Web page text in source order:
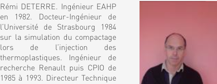
Rémi DETERRE. Ingénieur EAHP
en 1982. Docteur-Ingénieur de
l’Université de Strasbourg 1984
sur la simulation du compactage
lors de l’injection des
thermoplastiques. Ingénieur de
recherche Renault puis CPIO de
1985 à 1993. Directeur Technique